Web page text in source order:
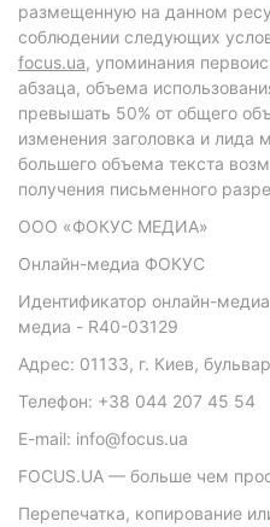
размещенную на данном
соблюдении следующих
focus.ua, упоминания
абзаца, объема
превышать 50% от общего
изменения заголовка и лида
большего объема текста
получения письменного
ООО «ФОКУС МЕДИА»
Онлайн-медиа ФОКУС
Идентификатор онлайн-
медиа - R40-03129
Адрес: 01133, г. Киев,
Телефон: +38 044 207 45 54
E-mail: info@focus.ua
FOCUS.UA — больше чем
Перепечатка, копирование